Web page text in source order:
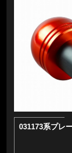
031173系プレ